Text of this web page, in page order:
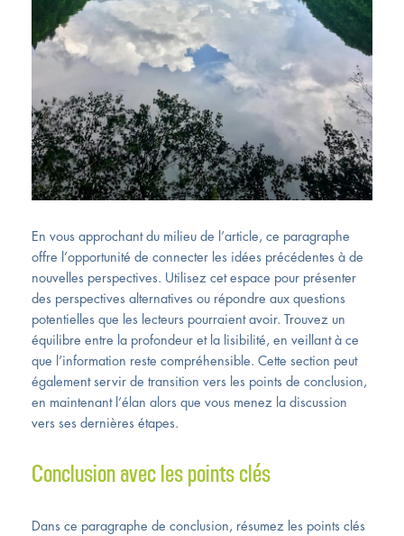
En vous approchant du milieu de l’article, ce paragraphe
offre l’opportunité de connecter les idées précédentes à de
nouvelles perspectives. Utilisez cet espace pour présenter
des perspectives alternatives ou répondre aux questions
potentielles que les lecteurs pourraient avoir. Trouvez un
équilibre entre la profondeur et la lisibilité, en veillant à ce
que l’information reste compréhensible. Cette section peut
également servir de transition vers les points de conclusion,
en maintenant l’élan alors que vous menez la discussion
vers ses dernières étapes.
Conclusion avec les points clés
Dans ce paragraphe de conclusion, résumez les points clés